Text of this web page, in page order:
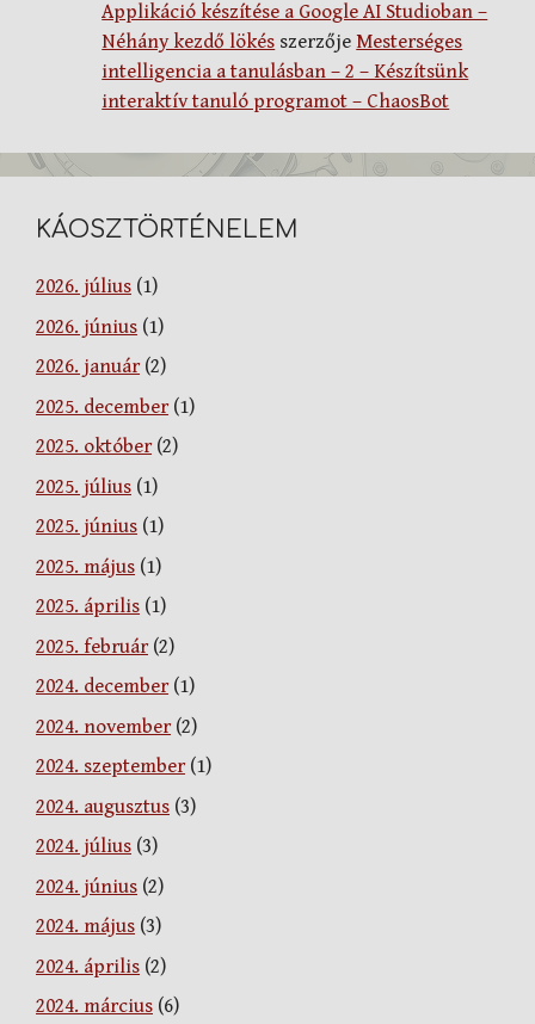
Applikáció készítése a Google AI Studioban –
Néhány kezdő lökés szerzőjeMesterséges
intelligencia a tanulásban – 2 – Készítsünk
interaktív tanuló programot – ChaosBot
KÁOSZTÖRTÉNELEM
2026. július (1)
2026. június (1)
2026. január(2)
2025. december(1)
2025. október(2)
2025. július (1)
2025. június (1)
2025. május (1)
2025. április (1)
2025. február(2)
2024. december(1)
2024. november(2)
2024. szeptember(1)
2024. augusztus (3)
2024. július (3)
2024. június (2)
2024. május (3)
2024. április (2)
2024. március (6)